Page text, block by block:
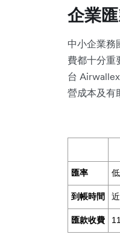
企業
中小企業務
費都十分重
台
營成本及有
匯率
到帳時間
匯款收費